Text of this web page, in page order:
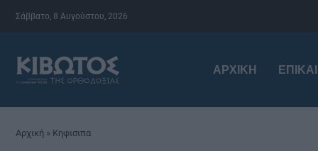
Σάββατο, 8 Αυγούστου, 2026
ΑΡΧΙΚΉ
Αρχική » Κηφισιπα